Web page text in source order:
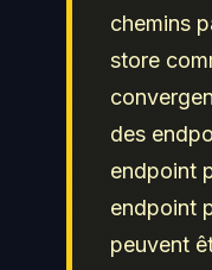
chemins
store
des
endpoint
endpoint
peuvent